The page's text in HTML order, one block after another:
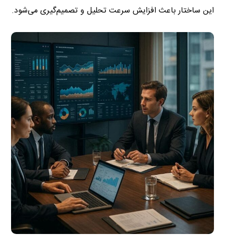
این ساختار باعث افزایش سرعت تحلیل و تصمیم‌گیری می‌شود.